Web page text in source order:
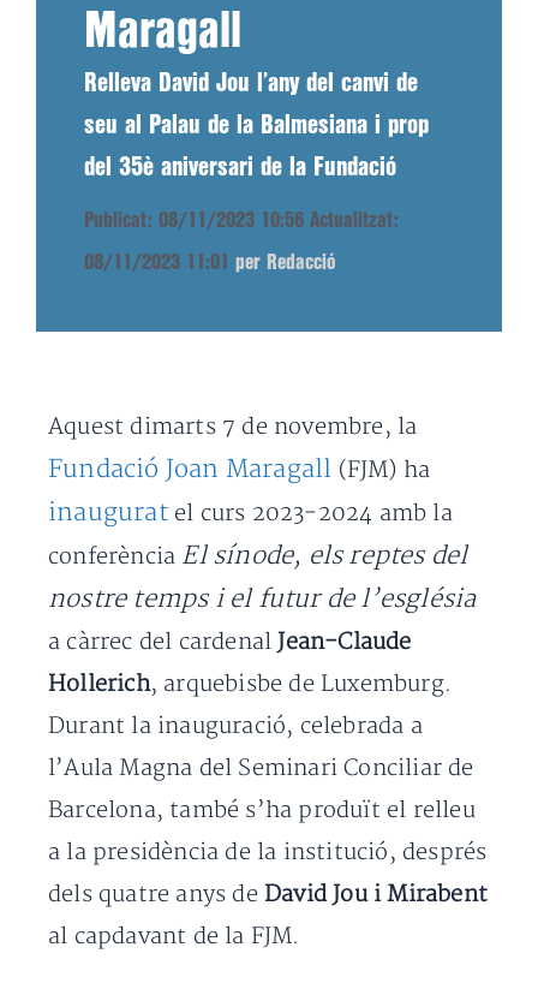
Maragall
Relleva David Jou l’any del canvi de
seu al Palau de la Balmesiana i prop
del 35è aniversari de la Fundació
Publicat: 08/11/2023 10:56 Actualitzat:
08/11/2023 11:01 per Redacció
Aquest dimarts 7 de novembre, la
Fundació Joan Maragall (FJM) ha
inauguratel curs 2023-2024 amb la
conferència El sínode, els reptes del
nostre temps i el futur de l’església
a càrrec del cardenal Jean-Claude
Hollerich, arquebisbe de Luxemburg.
Durant la inauguració, celebrada a
l’Aula Magna del Seminari Conciliar de
Barcelona, també s’ha produït el relleu
a la presidència de la institució, després
dels quatre anys de David Jou i Mirabent
al capdavant de la FJM.